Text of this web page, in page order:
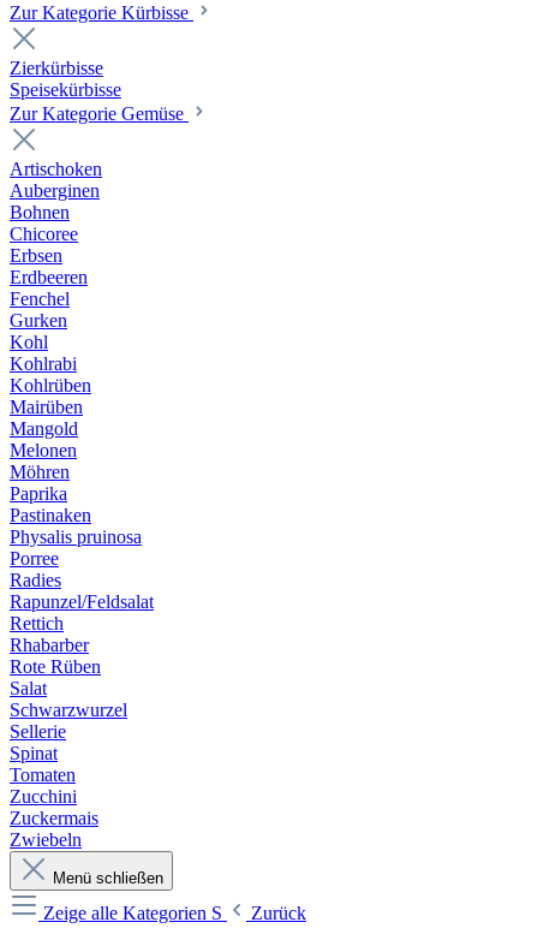
Zur Kategorie Kürbisse
Zierkürbisse
Speisekürbisse
Zur Kategorie Gemüse
Artischoken
Auberginen
Bohnen
Chicoree
Erbsen
Erdbeeren
Fenchel
Gurken
Kohl
Kohlrabi
Kohlrüben
Mairüben
Mangold
Melonen
Möhren
Paprika
Pastinaken
Physalis pruinosa
Porree
Radies
Rapunzel/Feldsalat
Rettich
Rhabarber
Rote Rüben
Salat
Schwarzwurzel
Sellerie
Spinat
Tomaten
Zucchini
Zuckermais
Zwiebeln
Menü schließen
Zeige alle Kategorien S
Zurück